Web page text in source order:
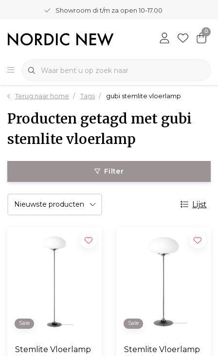
Showroom di t/m za open 10-17.00
0
Terug naar home Tags gubi stemlite vloerlamp
Producten getagd met gubi
stemlite vloerlamp
Filter
Lijst
Sale
Stemlite Vloerlamp
Sale
Stemlite Vloerlamp